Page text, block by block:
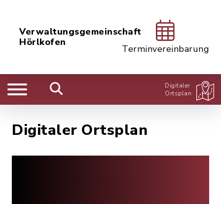
Verwaltungsgemeinschaft
Hörlkofen
Terminvereinbarung
Digitaler
Ortsplan
Digitaler Ortsplan